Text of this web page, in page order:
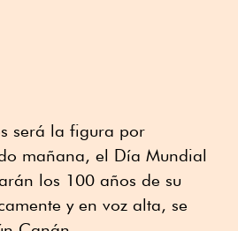
será la figura por
mañana, el Día Mundial
los 100 años de su
y en voz alta, se